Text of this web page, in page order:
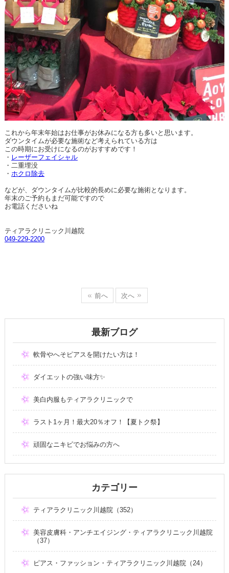
これから年末年始はお仕事がお休みになる方も多いと思います。
ダウンタイムが必要な施術など考えられている方は
この時期にお受けになるのがおすすめです！
・ レーザーフェイシャル
・二重埋没
・ ホクロ除去
などが、ダウンタイムが比較的長めに必要な施術となります。
年末のご予約もまだ可能ですので
お電話くださいね
ティアラクリニック川越院
049-229-2200
前へ 次へ
最新ブログ
軟骨やへそピアスを開けたい方は！
ダイエットの強い味方✨
美白内服もティアラクリニックで
ラスト1ヶ月！最大20％オフ！【夏トク祭】
頑固なニキビでお悩みの方へ
カテゴリー
ティアラクリニック川越院（352）
美容皮膚科・アンチエイジング・ティアラクリニック川越院
（37）
ピアス・ファッション・ティアラクリニック川越院（24）